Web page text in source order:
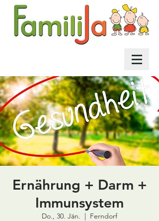
Ernährung + Darm +
Immunsystem
Do., 30. Jän.
  |
Ferndorf